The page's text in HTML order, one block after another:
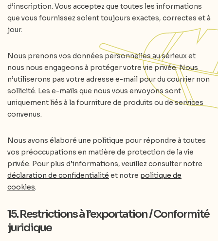
d’inscription. Vous acceptez que toutes les informations
que vous fournissez soient toujours exactes, correctes et à
jour.
Nous prenons vos données personnelles au sérieux et
nous nous engageons à protéger votre vie privée. Nous
n’utiliserons pas votre adresse e-mail pour du courrier non
sollicité. Les e-mails que nous vous envoyons sont
uniquement liés à la fourniture de produits ou de services
convenus.
Nous avons élaboré une politique pour répondre à toutes
vos préoccupations en matière de protection de la vie
privée. Pour plus d’informations, veuillez consulter notre
déclaration de confidentialité et notre politique de
cookies.
15. Restrictions à l’exportation / Conformité
juridique